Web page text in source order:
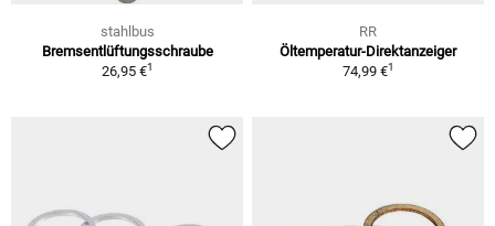
stahlbus
Bremsentlüftungsschraube
26,95 €1
RR
Öltemperatur-Direktanzeiger
74,99 €1